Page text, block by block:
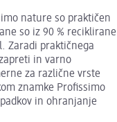
nature so praktičen
so iz 90 % reciklirane
Zaradi praktičnega
in varno
za različne vrste
znamke Profissimo
in ohranjanje